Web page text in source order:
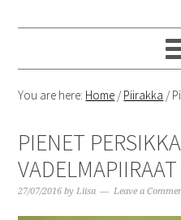
You are here: Home /Piirakka /
PIENET
VADELMAPIIRAAT
27/07/2016 byLiisa Leave a